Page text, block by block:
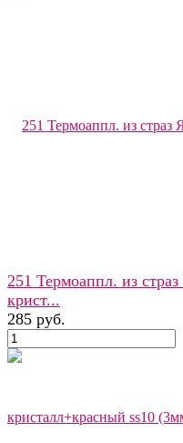
251 Термоаппл. из
крист...
285 руб.